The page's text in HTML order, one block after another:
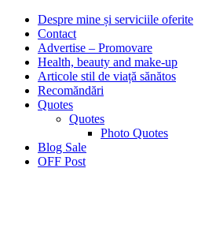
Despre mine și serviciile oferite
Contact
Advertise – Promovare
Health, beauty and make-up
Articole stil de viață sănătos
Recomăndări
Quotes
Quotes
Photo Quotes
Blog Sale
OFF Post